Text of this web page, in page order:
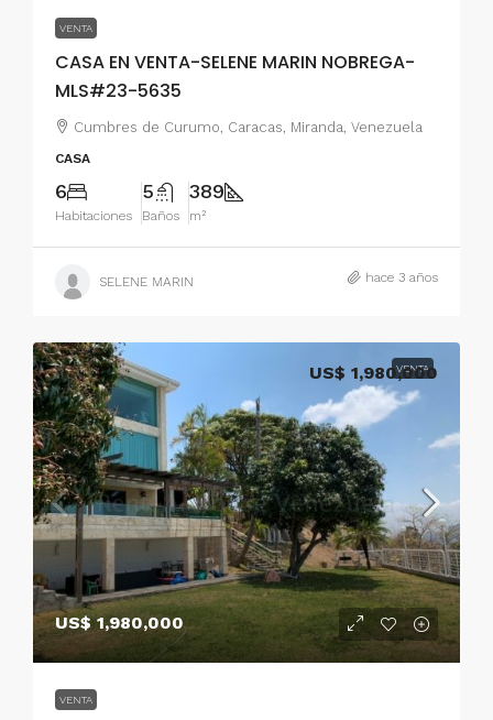
VENTA
CASA EN VENTA-SELENE MARIN NOBREGA-
MLS#23-5635
Cumbres de Curumo, Caracas, Miranda, Venezuela
CASA
6
Habitaciones
5
Baños
389
m²
SELENE MARIN hace 3 años
VENTA
US$ 1,980,000
VENTA
US$ 1,980,000